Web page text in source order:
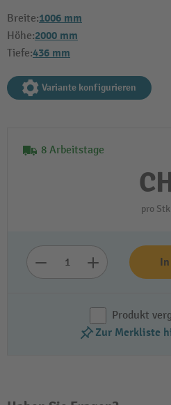
Breite:1006 mm
Höhe:2000 mm
Tiefe:436 mm
Variante konfigurieren
8 Arbeitstage
pro
Produkt
Zur Merkliste